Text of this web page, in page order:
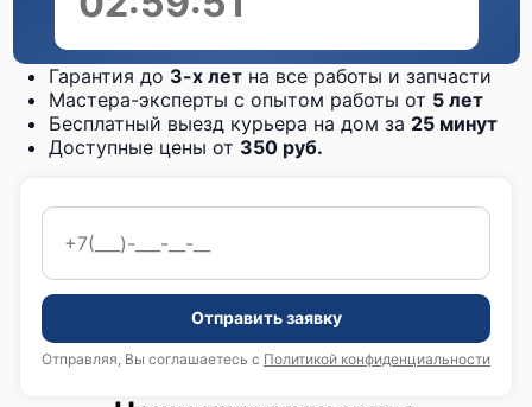
Гарантия до 3-х лет на все работы и запчасти
Мастера-эксперты с опытом работы от 5 лет
Бесплатный выезд курьера на дом за 25 минут
Доступные цены от 350 руб.
Отправить заявку
Отправляя, Вы соглашаетесь с Политикой конфиденциальности